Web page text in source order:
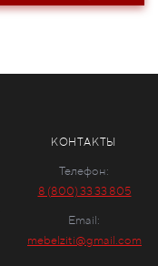
КОНТАКТЫ
Телефон:
8 (800) 33 33 805
Email:
mebelziti@gmail.com